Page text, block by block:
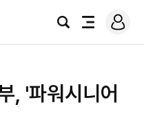
검
전
로
그
, '파워시니어